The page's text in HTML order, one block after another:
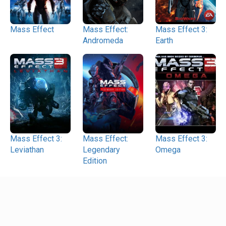
Mass Effect
Mass Effect:
Andromeda
Mass Effect 3:
Earth
Mass Effect 3:
Leviathan
Mass Effect:
Legendary
Edition
Mass Effect 3:
Omega